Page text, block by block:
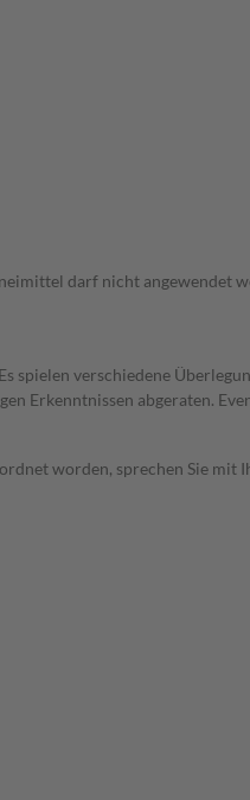
darf nicht angewendet
spielen verschiedene
Erkenntnissen abgeraten.
worden, sprechen Sie